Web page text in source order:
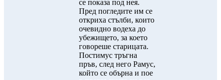
се показа под нея.
Пред погледите им се
откриха стълби, които
очевидно водеха до
убежището, за което
говореше старицата.
Постимус тръгна
пръв, след него Рамус,
който се обърна и пое